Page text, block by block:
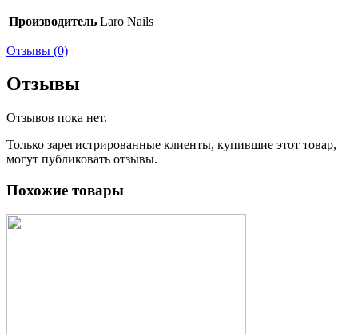
Производитель Laro Nails
Отзывы (0)
Отзывы
Отзывов пока нет.
Только зарегистрированные клиенты, купившие этот товар,
могут публиковать отзывы.
Похожие товары